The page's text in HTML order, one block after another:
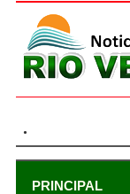
.
PRINCIPAL